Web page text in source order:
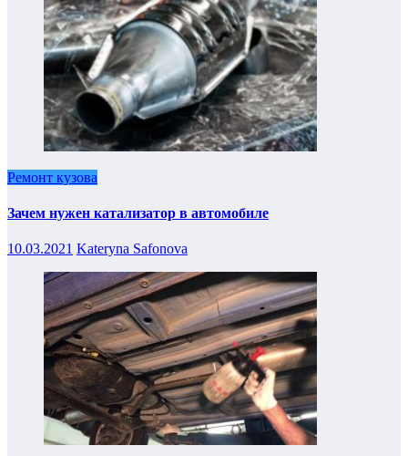
Ремонт кузова
Зачем нужен катализатор в автомобиле
10.03.2021 Kateryna Safonova